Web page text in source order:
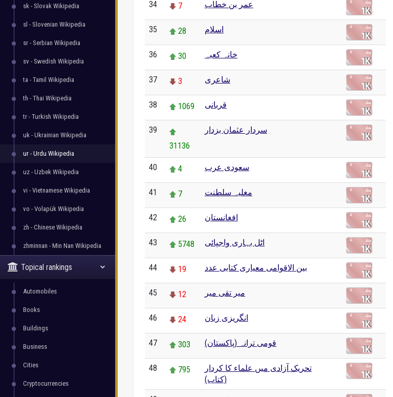
sk - Slovak Wikipedia
sl - Slovenian Wikipedia
sr - Serbian Wikipedia
sv - Swedish Wikipedia
ta - Tamil Wikipedia
th - Thai Wikipedia
tr - Turkish Wikipedia
uk - Ukrainian Wikipedia
ur - Urdu Wikipedia
uz - Uzbek Wikipedia
vi - Vietnamese Wikipedia
vo - Volapük Wikipedia
zh - Chinese Wikipedia
zhminnan - Min Nan Wikipedia
Topical rankings
Automobiles
Books
Buildings
Business
Cities
Cryptocurrencies
34 7 عمر بن خطاب
35 28 اسلام
36 30 خانہ کعبہ
37 3 شاعری
38 1069 قربانی
39
31136
سردار عثمان بزدار
40 4 سعودی عرب
41 7 مغلیہ سلطنت
42 26 افغانستان
43 5748 اٹل بہاری واجپائی
44 19 بین الاقوامی معیاری کتابی عدد
45 12 مير تقی میر
46 24 انگریزی زبان
47 303 قومی ترانہ (پاکستان)
48 795
تحریک آزادی میں علماء کا کردار
(کتاب)